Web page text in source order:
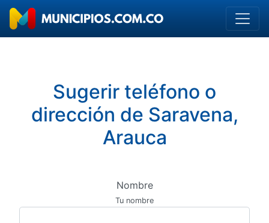
Sugerir teléfono o
dirección de Saravena,
Arauca
Nombre
Tu nombre